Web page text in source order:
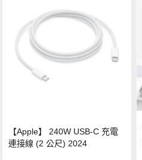
【Apple】 240W USB-C 充電
連接線 (2 公尺) 2024